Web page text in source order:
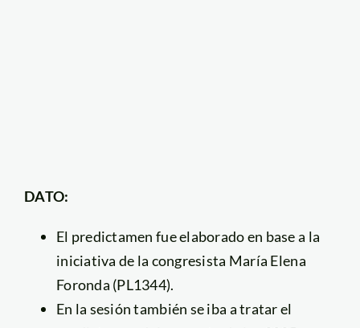
DATO:
El predictamen fue elaborado en base a la
iniciativa de la congresista María Elena
Foronda (PL1344).
En la sesión también se iba a tratar el